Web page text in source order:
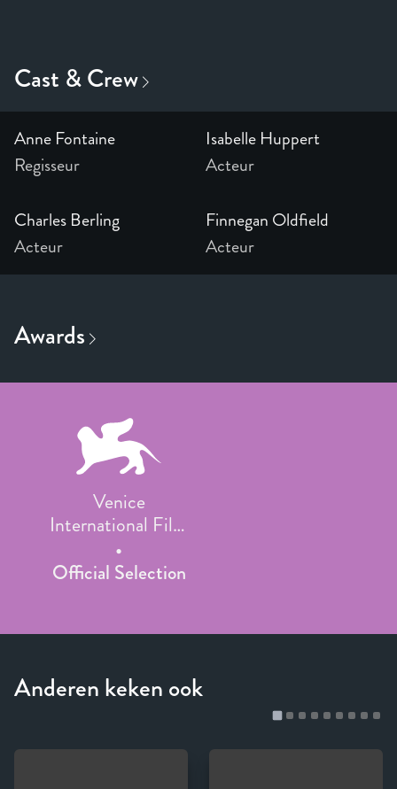
Anne Fontaine
Regisseur
Isabelle Huppert
Acteur
Charles Berling
Acteur
Finnegan Oldfield
Acteur
Venice
International Film
Festival
Official Selection